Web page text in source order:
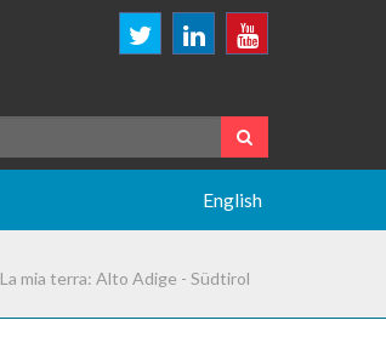
English
La mia terra: Alto Adige - Südtirol